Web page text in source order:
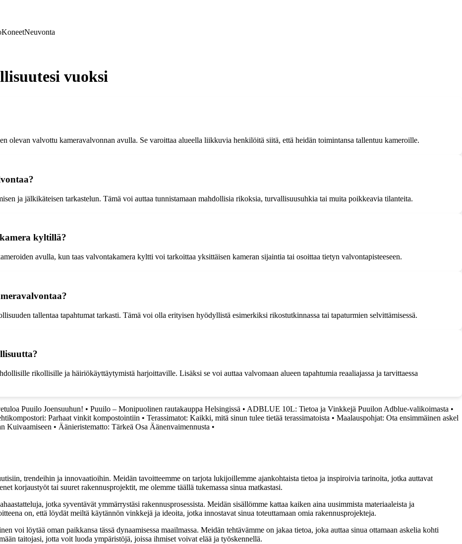
KoneetNeuvonta
vuoksi
olevan valvottu kameravalvonnan avulla. Se varoittaa alueella liikkuvia henkilöitä siitä, että heidän toimintansa tallentuu kameroille.
ja jälkikäteisen tarkastelun. Tämä voi auttaa tunnistamaan mahdollisia rikoksia, turvallisuusuhkia tai muita poikkeavia tilanteita.
kyltillä?
avulla, kun taas valvontakamera kyltti voi tarkoittaa yksittäisen kameran sijaintia tai osoittaa tietyn valvontapisteeseen.
tallentaa tapahtumat tarkasti. Tämä voi olla erityisen hyödyllistä esimerkiksi rikostutkinnassa tai tapaturmien selvittämisessä.
rikollisille ja häiriökäyttäytymistä harjoittaville. Lisäksi se voi auttaa valvomaan alueen tapahtumia reaaliajassa ja tarvittaessa
Puuilo Joensuuhun! • Puuilo – Monipuolinen rautakauppa Helsingissä • ADBLUE 10L: Tietoa ja Vinkkejä Puuilon Adblue-valikoimasta •
Parhaat vinkit kompostointiin • Terassimatot: Kaikki, mitä sinun tulee tietää terassimatoista • Maalauspohjat: Ota ensimmäinen askel
Kuivaamiseen • Äänieristematto: Tärkeä Osa Äänenvaimennusta •
trendeihin ja innovaatioihin. Meidän tavoitteemme on tarjota lukijoillemme ajankohtaista tietoa ja inspiroivia tarinoita, jotka auttavat
korjaustyöt tai suuret rakennusprojektit, me olemme täällä tukemassa sinua matkastasi.
jotka syventävät ymmärrystäsi rakennusprosessista. Meidän sisällömme kattaa kaiken aina uusimmista materiaaleista ja
on, että löydät meiltä käytännön vinkkejä ja ideoita, jotka innostavat sinua toteuttamaan omia rakennusprojekteja.
voi löytää oman paikkansa tässä dynaamisessa maailmassa. Meidän tehtävämme on jakaa tietoa, joka auttaa sinua ottamaan askelia kohti
taitojasi, jotta voit luoda ympäristöjä, joissa ihmiset voivat elää ja työskennellä.